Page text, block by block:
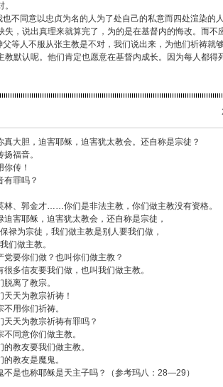
不同意以忠贞为名的人为了处自己的私意而四处渲染的
失，说出真理来就算完了，为的是在基督内的悔改。而不
等人不服从张主教是不对，我们说出来，为他们祈祷就
教默认呢。他们肯定也愿意在基督内成长。因为每人都得
真大胆，迫害耶稣，迫害犹太教会。还自称是宗徒？
福音。
传！
有罪吗？
林、郭金才……你们是非法主教，你们做主教没有资格。
迫害耶稣，迫害犹太教会，还自称是宗徒，
为宗徒，我们做主教是别人要我们做，
做主教。
党要你们做？也叫你们做主教？
多信友要我们做，也叫我们做主教。
离了教宗。
天为教宗祈祷！
用你们祈祷。
天天为教宗祈祷有罪吗？
同意你们做主教。
教友要我们做主教。
教友是魔鬼。
不是也称耶稣是天主子吗？（参考玛八：28—29）